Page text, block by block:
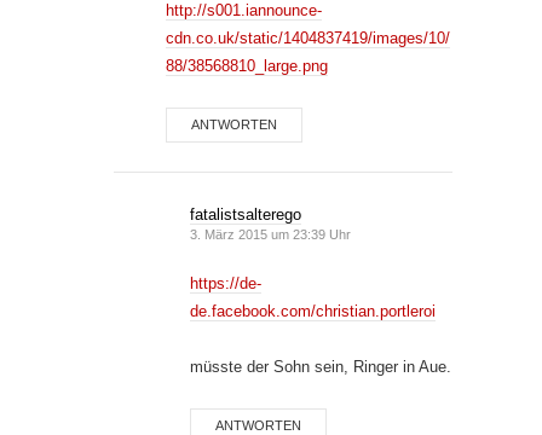
http://s001.iannounce-
cdn.co.uk/static/1404837419/images/10/
88/38568810_large.png
ANTWORTEN
fatalistsalterego
3. März 2015 um 23:39 Uhr
https://de-
de.facebook.com/christian.portleroi
müsste der Sohn sein, Ringer in Aue.
ANTWORTEN